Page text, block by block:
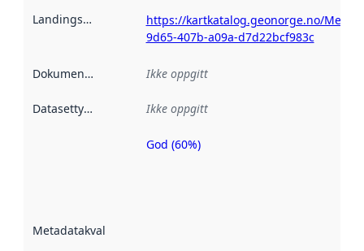
Landingsside
https://kartkatalog.geonorge.no/
9d65-407b-a09a-d7d22bcf983c
Dokumentasjon Ikke oppgitt
Datasettype Ikke oppgitt
Metadatakvalitet
Metadatakvalitet
God (60%)